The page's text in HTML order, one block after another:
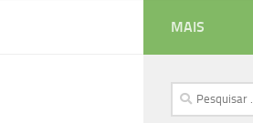
MAIS
Pesquisar
por: